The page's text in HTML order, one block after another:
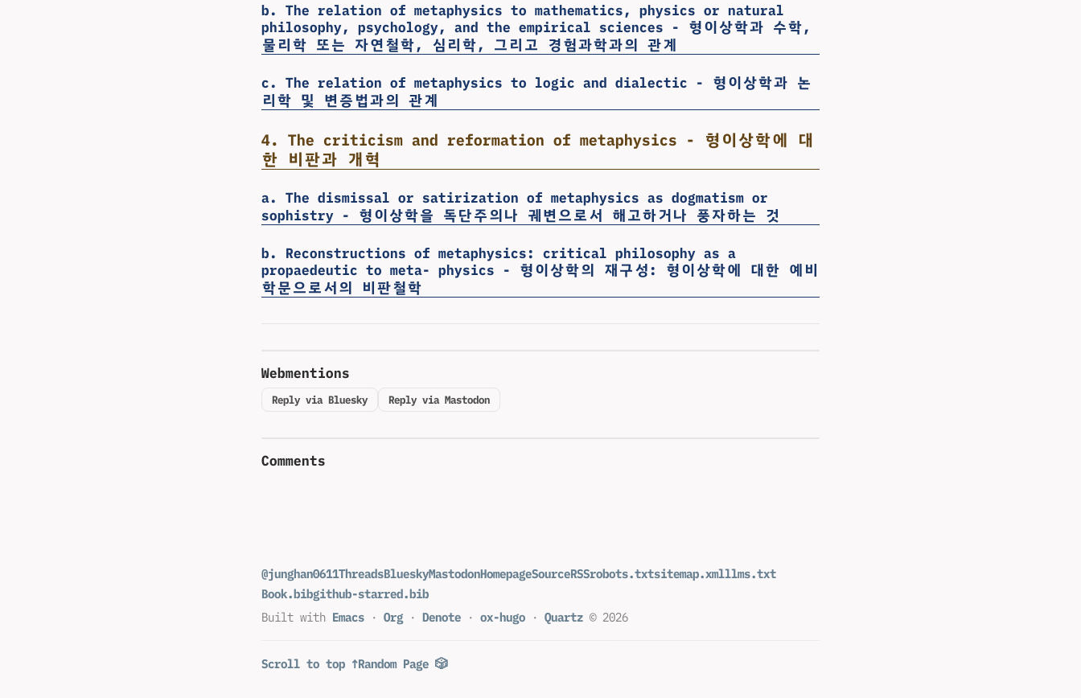
b. The relation of metaphysics to mathematics, physics or natural
philosophy, psychology, and the empirical sciences - 형이상학과 수학,
물리학 또는 자연철학, 심리학, 그리고 경험과학과의 관계
c. The relation of metaphysics to logic and dialectic - 형이상학과 논
리학 및 변증법과의 관계
4. The criticism and reformation of metaphysics - 형이상학에 대
한 비판과 개혁
a. The dismissal or satirization of metaphysics as dogmatism or
sophistry - 형이상학을 독단주의나 궤변으로서 해고하거나 풍자하는 것
b. Reconstructions of metaphysics: critical philosophy as a
propaedeutic to meta- physics - 형이상학의 재구성: 형이상학에 대한 예비
학문으로서의 비판철학
Webmentions
Reply via Bluesky Reply via Mastodon
Comments
@junghan0611ThreadsBlueskyMastodonHomepageSourceRSSrobots.txtsitemap.xmlllms.txt
Book.bibgithub-starred.bib
Built with Emacs · Org · Denote · ox-hugo · Quartz © 2026
Scroll to top ↑Random Page 🎲